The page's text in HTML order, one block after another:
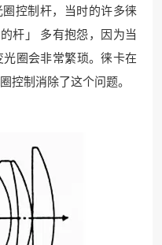
控制杆，当时的许多徕
杆」 多有抱怨，因为当
圈会非常繁琐。徕卡在
控制消除了这个问题。